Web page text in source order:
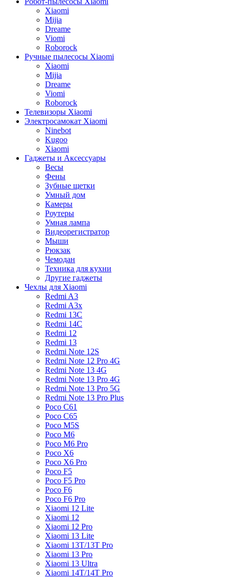
Xiaomi
Mijia
Dreame
Viomi
Roborock
Ручные пылесосы Xiaomi
Xiaomi
Mijia
Dreame
Viomi
Roborock
Телевизоры Xiaomi
Электросамокат Xiaomi
Ninebot
Kugoo
Xiaomi
Гаджеты и Аксессуары
Весы
Фены
Зубные щетки
Умный дом
Камеры
Роутеры
Умная лампа
Видеорегистратор
Мыши
Рюкзак
Чемодан
Техника для кухни
Другие гаджеты
Чехлы для Xiaomi
Redmi A3
Redmi A3x
Redmi 13C
Redmi 14C
Redmi 12
Redmi 13
Redmi Note 12S
Redmi Note 12 Pro 4G
Redmi Note 13 4G
Redmi Note 13 Pro 4G
Redmi Note 13 Pro 5G
Redmi Note 13 Pro Plus
Poco C61
Poco C65
Poco M5S
Poco M6
Poco M6 Pro
Poco X6
Poco X6 Pro
Poco F5
Poco F5 Pro
Poco F6
Poco F6 Pro
Xiaomi 12 Lite
Xiaomi 12
Xiaomi 12 Pro
Xiaomi 13 Lite
Xiaomi 13T/13T Pro
Xiaomi 13 Pro
Xiaomi 13 Ultra
Xiaomi 14T/14T Pro